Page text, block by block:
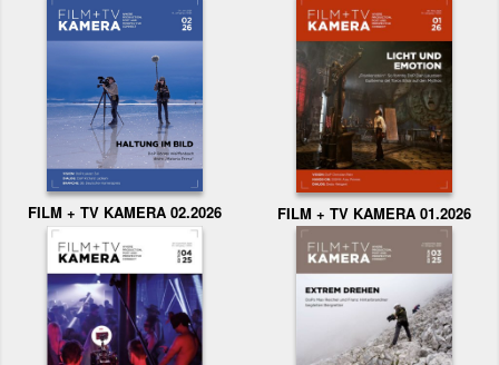
FILM + TV KAMERA 02.2026 FILM + TV KAMERA 01.2026